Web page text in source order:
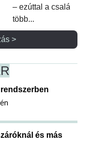
– ezúttal a családi
több...
>
és más